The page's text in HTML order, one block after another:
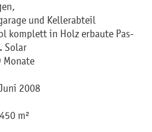
und Kel­ler­ab­teil
kom­plett in Holz er­bau­te Pas­
Solar
Mo­na­te
2008
m²